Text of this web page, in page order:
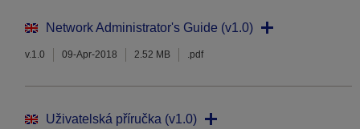
Network Administrator's Guide (v1.0)
v.1.0 09-Apr-2018 2.52 MB .pdf
Uživatelská příručka (v1.0)